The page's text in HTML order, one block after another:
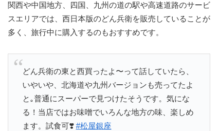
関西や中国地方、四国、九州の道の駅や高速道路のサービ
スエリアでは、西日本版のどん兵衛を販売していることが
多く、旅行中に購入するのもおすすめです。
どん兵衛の東と西買ったよ〜って話していたら、
いやいや、北海道や九州バージョンも売ってたよ
と｡普通にスーパーで見つけたそうです。気にな
る！当店ではお味噌でいろんな地方の味、楽しめ
ます。試食可❣️ #松屋銀座